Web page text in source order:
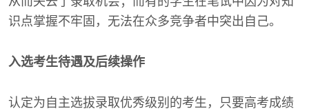
识点掌握不牢固，无法在众多竞争者中突出自己。
入选考生待遇及后续操作
认定为自主选拔录取优秀级别的考生，只要高考成绩